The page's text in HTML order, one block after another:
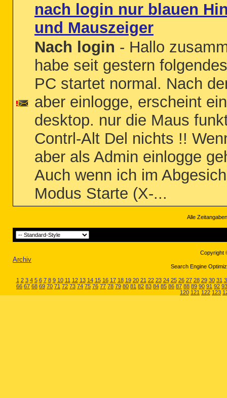
nach login nur blauen
und Mauszeiger
Nach login - Hallo
habe seit gestern
PC startet normal. Nach
aber einlogge, erscheint
desktop. nur die Maus
Contrl-Alt Del nichts !!
aber als Admin einlogge
Auch wenn ich im
Modus Starte (X-...
Alle
Copyright
Archiv
Search Engine
1 2 3 4 5 6 7 8 9 10 11 12 13 14 15 16 17 18 19 20 21 22 23 24 25 26 27 28 29 30 31
66 67 68 69 70 71 72 73 74 75 76 77 78 79 80 81 82 83 84 85 86 87 88 89 90 91 92 93
120 121 122 123